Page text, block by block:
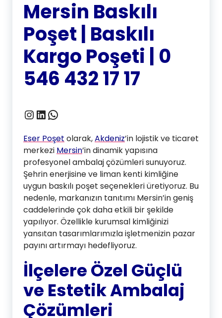
Mersin Baskılı
Poşet | Baskılı
Kargo Poşeti | 0
546 432 17 17
Instagram
LinkedIn
WhatsApp
Eser Poşet olarak,Akdeniz’in lojistik ve ticaret
merkezi Mersin’in dinamik yapısına
profesyonel ambalaj çözümleri sunuyoruz.
Şehrin enerjisine ve liman kenti kimliğine
uygun baskılı poşet seçenekleri üretiyoruz. Bu
nedenle, markanızın tanıtımı Mersin’in geniş
caddelerinde çok daha etkili bir şekilde
yapılıyor. Özellikle kurumsal kimliğinizi
yansıtan tasarımlarımızla işletmenizin pazar
payını artırmayı hedefliyoruz.
İlçelere Özel Güçlü
ve Estetik Ambalaj
Çözümleri